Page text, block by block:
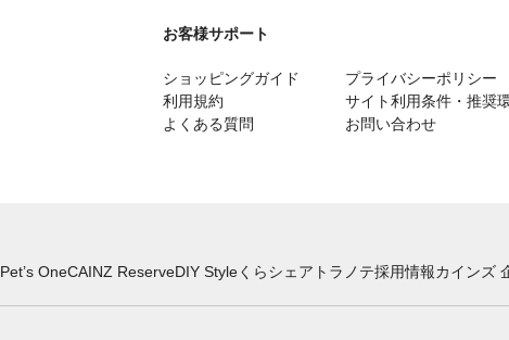
お客様サポート
ショッピングガイド
利用規約
よくある質問
プライバシーポリシー
サイト利用条件・推奨
お問い合わせ
Pet’s OneCAINZ ReserveDIY Styleくらシェア トラノテ採用情報カインズ